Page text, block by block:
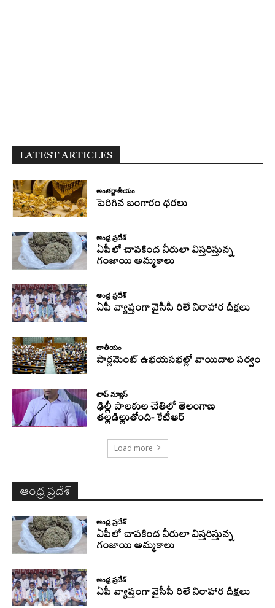
LATEST ARTICLES
అంతర్జాతీయం
పెరిగిన బంగారం ధరలు
ఆంధ్ర ప్రదేశ్
ఏపీలో చాపకింద నీరులా విస్తరిస్తున్న
గంజాయి అమ్మకాలు
ఆంధ్ర ప్రదేశ్
ఏపీ వ్యాప్తంగా వైసీపీ రిలే నిరాహార దీక్షలు
జాతీయం
పార్లమెంట్ ఉభయసభల్లో వాయిదాల పర్వం
టాప్ న్యూస్
ఢిల్లీ పాలకుల చేతిలో తెలంగాణ
తల్లడిల్లుతోంది- కేటీఆర్
Load more
ఆంధ్ర ప్రదేశ్
ఆంధ్ర ప్రదేశ్
ఏపీలో చాపకింద నీరులా విస్తరిస్తున్న
గంజాయి అమ్మకాలు
ఆంధ్ర ప్రదేశ్
ఏపీ వ్యాప్తంగా వైసీపీ రిలే నిరాహార దీక్షలు